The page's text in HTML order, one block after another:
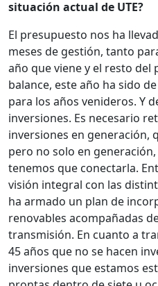
situación actual de UTE?
El presupuesto nos ha
meses de gestión, tanto
año que viene y el resto del
balance, este año ha sido
para los años venideros. Y
inversiones. Es necesario
inversiones en generación,
pero no solo en
tenemos que conectarla.
visión integral con las
ha armado un plan de
renovables acompañadas
transmisión. En cuanto a
45 años que no se hacen
inversiones que estamos